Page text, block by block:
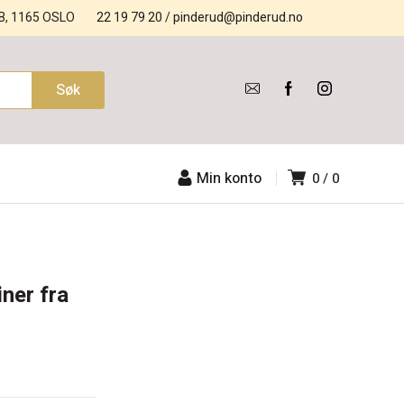
22 19 79 20/pinderud@pinderud.no
1165 OSLO
0 0
Min konto
fra